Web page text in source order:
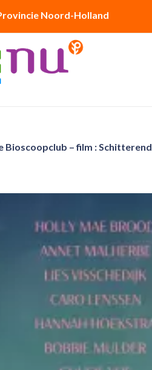
Noord-Holland
Bioscoopclub – film : Schitterend